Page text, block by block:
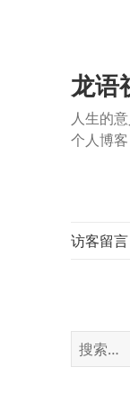
龙语
人生的
个人博
访客留言
搜
索：